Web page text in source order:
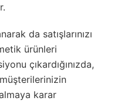
da satışlarınızı
ürünleri
çıkardığınızda,
karar